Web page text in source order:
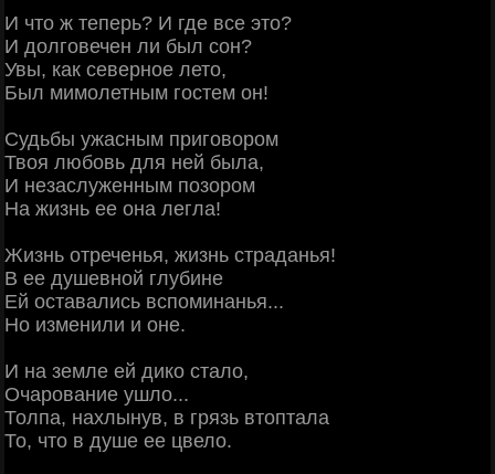
И что ж теперь? И где все это?
И долговечен ли был сон?
Увы, как северное лето,
Был мимолетным гостем он!
Судьбы ужасным приговором
Твоя любовь для ней была,
И незаслуженным позором
На жизнь ее она легла!
Жизнь отреченья, жизнь страданья!
В ее душевной глубине
Ей оставались вспоминанья...
Но изменили и оне.
И на земле ей дико стало,
Очарование ушло...
Толпа, нахлынув, в грязь втоптала
То, что в душе ее цвело.